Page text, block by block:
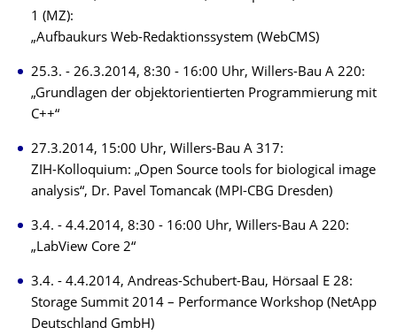
1 (MZ):
„Aufbaukurs Web-Redaktionssystem (WebCMS)
25.3. - 26.3.2014, 8:30 - 16:00 Uhr, Willers-Bau A 220:
„Grundlagen der objektorientierten Programmierung mit
C++“
27.3.2014, 15:00 Uhr, Willers-Bau A 317:
ZIH-Kolloquium: „Open Source tools for biological image
analysis“, Dr. Pavel Tomancak (MPI-CBG Dresden)
3.4. - 4.4.2014, 8:30 - 16:00 Uhr, Willers-Bau A 220:
„LabView Core 2“
3.4. - 4.4.2014, Andreas-Schubert-Bau, Hörsaal E 28:
Storage Summit 2014 – Performance Workshop (NetApp
Deutschland GmbH)